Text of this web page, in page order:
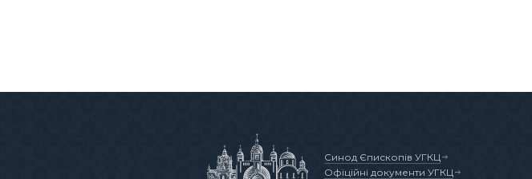
Синод Єпископів УГКЦ
Офіційні документи УГКЦ